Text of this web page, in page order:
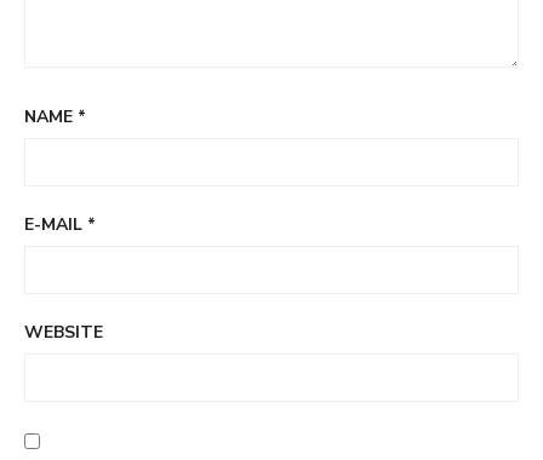
NAME *
E-MAIL *
WEBSITE